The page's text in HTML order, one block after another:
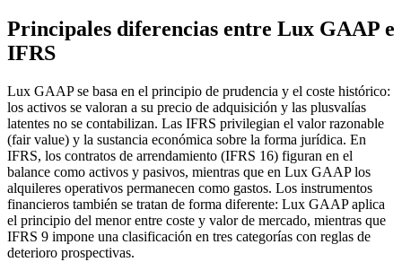
Principales diferencias entre Lux GAAP e
IFRS
Lux GAAP se basa en el principio de prudencia y el coste histórico:
los activos se valoran a su precio de adquisición y las plusvalías
latentes no se contabilizan. Las IFRS privilegian el valor razonable
(fair value) y la sustancia económica sobre la forma jurídica. En
IFRS, los contratos de arrendamiento (IFRS 16) figuran en el
balance como activos y pasivos, mientras que en Lux GAAP los
alquileres operativos permanecen como gastos. Los instrumentos
financieros también se tratan de forma diferente: Lux GAAP aplica
el principio del menor entre coste y valor de mercado, mientras que
IFRS 9 impone una clasificación en tres categorías con reglas de
deterioro prospectivas.